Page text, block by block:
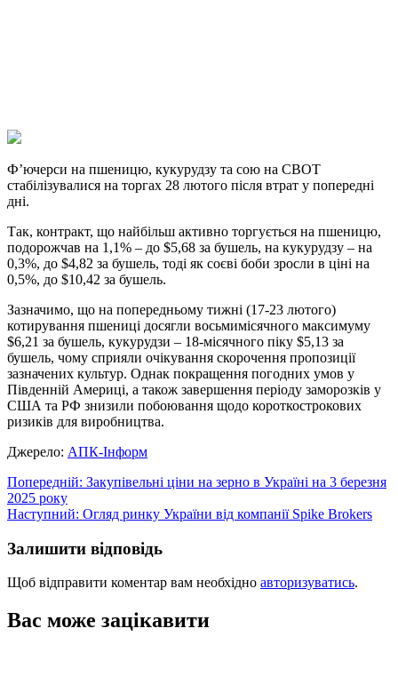
Link
Print
Ф’ючерси на пшеницю, кукурудзу та сою на CBOT
стабілізувалися на торгах 28 лютого після втрат у попередні
дні.
Так, контракт, що найбільш активно торгується на пшеницю,
подорожчав на 1,1% – до $5,68 за бушель, на кукурудзу – на
0,3%, до $4,82 за бушель, тоді як соєві боби зросли в ціні на
0,5%, до $10,42 за бушель.
Зазначимо, що на попередньому тижні (17-23 лютого)
котирування пшениці досягли восьмимісячного максимуму
$6,21 за бушель, кукурудзи – 18-місячного піку $5,13 за
бушель, чому сприяли очікування скорочення пропозиції
зазначених культур. Однак покращення погодних умов у
Південній Америці, а також завершення періоду заморозків у
США та РФ знизили побоювання щодо короткострокових
ризиків для виробництва.
Джерело: АПК-Інформ
Навігація
записів
Попередній: Закупівельні ціни на зерно в Україні на 3 березня
2025 року
Наступний: Огляд ринку України від компанії Spike Brokers
Залишити відповідь
Щоб відправити коментар вам необхідно авторизуватись.
Вас може зацікавити